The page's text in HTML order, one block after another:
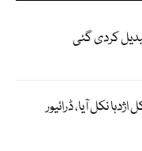
کردی گئی
نکل آیا، ڈرائیور